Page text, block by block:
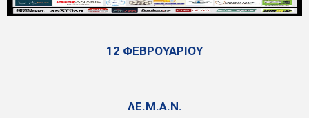
12 ΦΕΒΡΟΥΑΡΙΟΥ
ΛΕ.Μ.Α.Ν.